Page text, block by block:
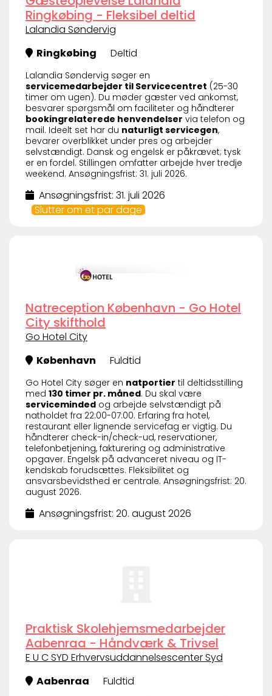
Ringkøbing - Fleksibel deltid
Lalandia Søndervig
Ringkøbing
Deltid
Lalandia Søndervig søger en
servicemedarbejder til Servicecentret (25-30
timer om ugen). Du møder gæster ved ankomst,
besvarer spørgsmål om faciliteter og håndterer
bookingrelaterede henvendelser via telefon og
mail. Ideelt set har du naturligt servicegen,
bevarer overblikket under pres og arbejder
selvstændigt. Dansk og engelsk er påkrævet; tysk
er en fordel. Stillingen omfatter arbejde hver tredje
weekend. Ansøgningsfrist: 31. juli 2026.
Ansøgningsfrist: 31. juli 2026
Slutter om et par dage
Natreception København - Go Hotel
City skifthold
Go Hotel City
København
Fuldtid
Go Hotel City søger en natportier til deltidsstilling
med 130 timer pr. måned. Du skal være
serviceminded og arbejde selvstændigt på
natholdet fra 22:00-07:00. Erfaring fra hotel,
restaurant eller lignende servicefag er vigtig. Du
håndterer check-in/check-ud, reservationer,
telefonbetjening, fakturering og administrative
opgaver. Engelsk på advanceret niveau og IT-
kendskab forudsættes. Fleksibilitet og
ansvarsbevidsthed er centrale. Ansøgningsfrist: 20.
august 2026.
Ansøgningsfrist: 20. august 2026
Praktisk Skolehjemsmedarbejder
Aabenraa - Håndværk & Trivsel
E U C SYD Erhvervsuddannelsescenter Syd
Aabenraa
Fuldtid